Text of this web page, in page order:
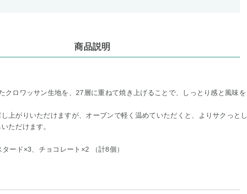
商品説明
クロワッサン生地を、27層に重ねて焼き上げることで、しっとり感と風味を
上がりいただけますが、オーブンで軽く温めていただくと、よりサクっとし
ただけます。
ード×3、チョコレート×2 （計8個）